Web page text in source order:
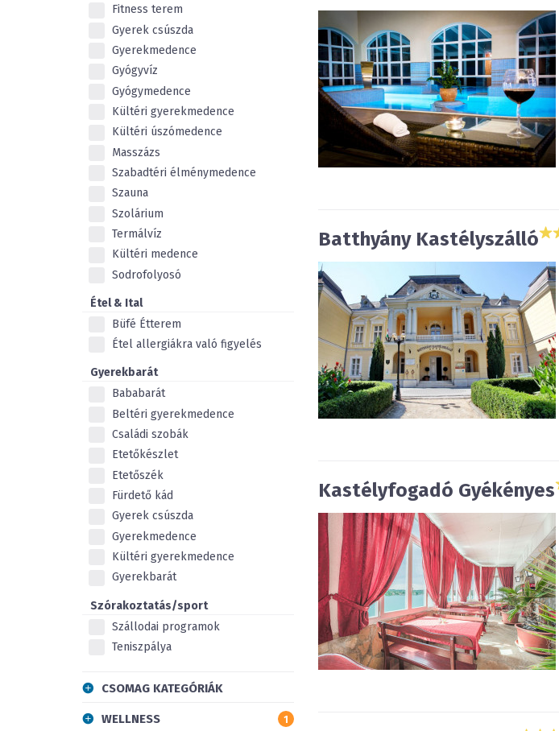
Fitness terem
Gyerek csúszda
Gyerekmedence
Gyógyvíz
Gyógymedence
Kültéri gyerekmedence
Kültéri úszómedence
Masszázs
Szabadtéri élménymedence
Szauna
Szolárium
Termálvíz
Kültéri medence
Sodrofolyosó
Étel & Ital
Büfé Étterem
Étel allergiákra való figyelés
Gyerekbarát
Bababarát
Beltéri gyerekmedence
Családi szobák
Etetőkészlet
Etetőszék
Fürdető kád
Gyerek csúszda
Gyerekmedence
Kültéri gyerekmedence
Gyerekbarát
Szórakoztatás/sport
Szállodai programok
Teniszpálya
CSOMAG KATEGÓRIÁK
WELLNESS 1
Batthyány Kastélyszálló
Kastélyfogadó Gyékényes